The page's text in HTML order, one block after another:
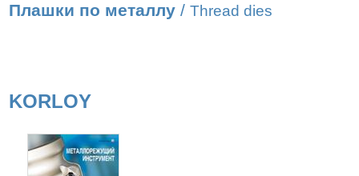
Плашки по металлу / Thread dies
KORLOY